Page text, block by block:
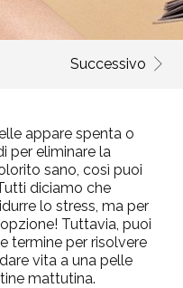
Successivo
appare spenta o
per eliminare la
sano, così puoi
diciamo che
lo stress, ma per
Tuttavia, puoi
termine per risolvere
vita a una pelle
mattutina.